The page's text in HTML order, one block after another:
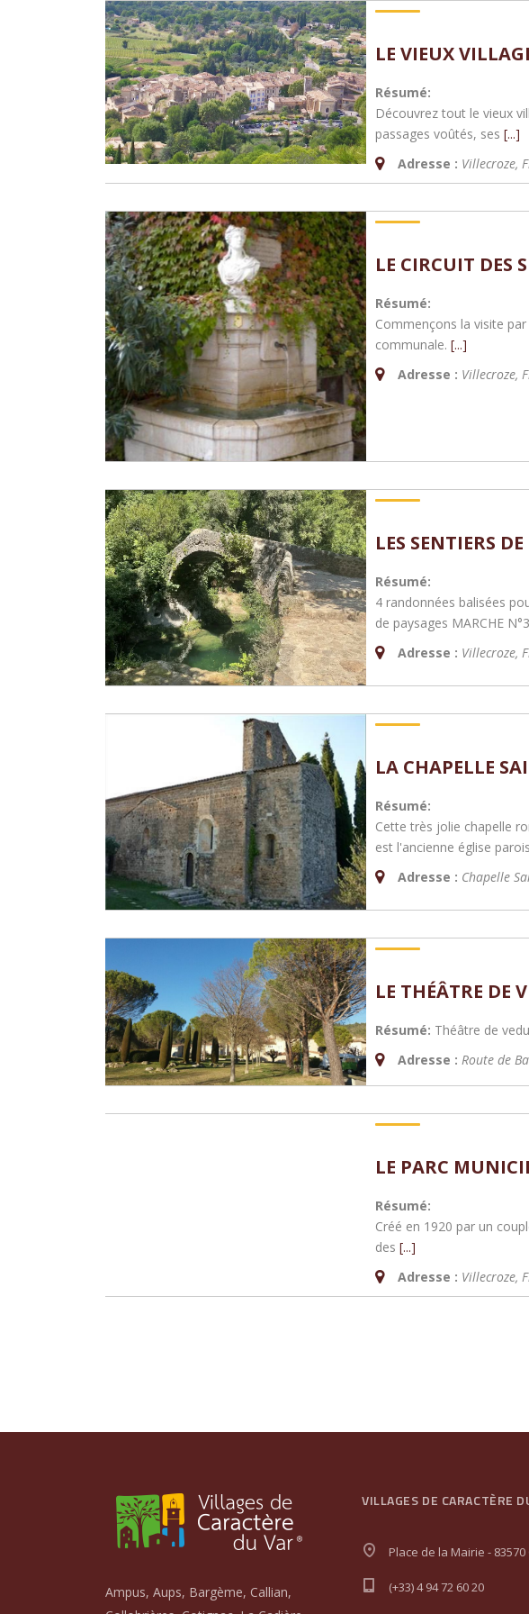
LE VIEUX
Résumé:
Découvrez tout le vieux
passages voûtés, ses [...]
Adresse : Villecroze,
LE CIRCUIT DES
Résumé:
Commençons la visite
communale. [...]
Adresse : Villecroze,
LES SENTIERS
Résumé:
4 randonnées balisées
de paysages MARCHE
Adresse : Villecroze,
LA CHAPELLE
Résumé:
Cette très jolie chapelle
est l'ancienne église
Adresse : Chapelle
LE THÉÂTRE DE
Résumé: Théâtre de
Adresse : Route de
LE PARC
Résumé:
Créé en 1920 par un
des [...]
Adresse : Villecroze,
Ampus, Aups, Bargème, Callian,
VILLAGES DE CARACTÈRE
Place de la Mairie - 83570
(+33) 4 94 72 60 20